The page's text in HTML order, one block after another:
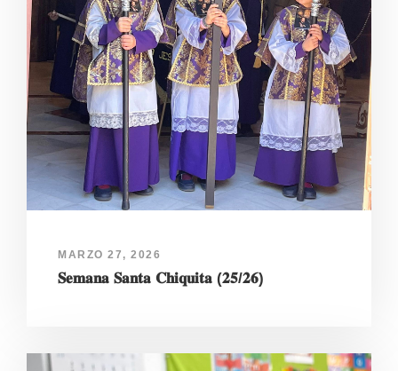
MARZO 27, 2026
𝐒𝐞𝐦𝐚𝐧𝐚 𝐒𝐚𝐧𝐭𝐚 𝐂𝐡𝐢𝐪𝐮𝐢𝐭𝐚 (𝟐𝟓/𝟐𝟔)